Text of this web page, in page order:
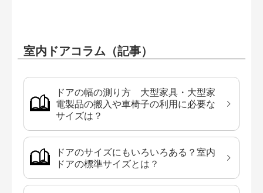
室内ドアコラム（記事）
ドアの幅の測り方 大型家具・大型家
電製品の搬入や車椅子の利用に必要な
サイズは？
ドアのサイズにもいろいろある？室内
ドアの標準サイズとは？